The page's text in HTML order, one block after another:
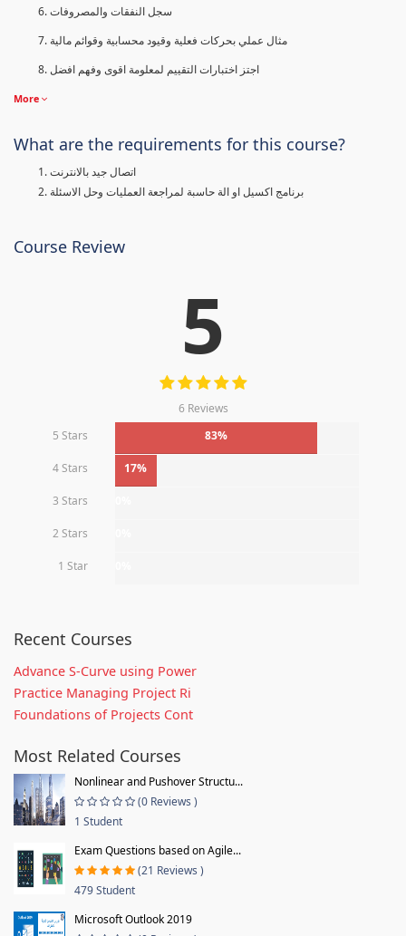
سجل النفقات والمصروفات
مثال عملي بحركات فعلية وقيود محسابية وقوائم مالية
اجتز اختبارات التقييم لمعلومة اقوى وفهم افضل
More
What are the requirements for this course?
اتصال جيد بالانترنت
برنامج اكسيل او الة حاسبة لمراجعة العمليات وحل الاسئلة
Course Review
5
6 Reviews
5 Stars
83%
4 Stars 17%
3 Stars
2 Stars
1 Star
Recent Courses
Advance S-Curve using Power
Practice Managing Project Ri
Foundations of Projects Cont
Most Related Courses
Nonlinear and Pushover Structu...
(0 Reviews )
1 Student
Exam Questions based on Agile...
(21 Reviews )
479 Student
Microsoft Outlook 2019